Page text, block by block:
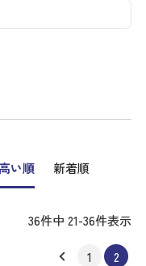
い順 新着順
36件中 21-36件表示
1 2